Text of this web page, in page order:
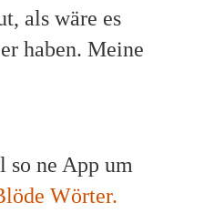
als wäre es
haben. Meine
ne App um
Wörter.